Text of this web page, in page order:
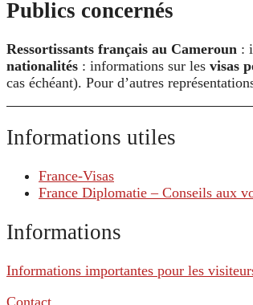
Publics concernés
Ressortissants français au Cameroun :
nationalités : informations sur les visas
cas échéant). Pour d’autres
Informations utiles
France-Visas
France Diplomatie – Conseils aux
Informations
Informations importantes pour les
Contact